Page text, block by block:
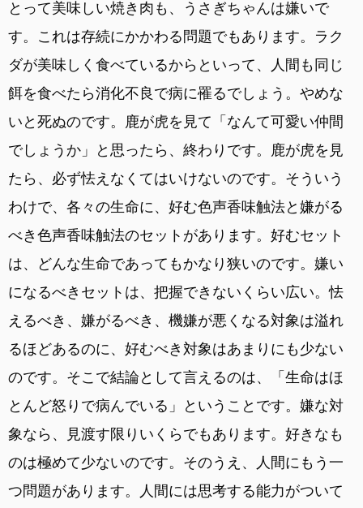
とって美味しい焼き肉も、うさぎちゃんは嫌いで
す。これは存続にかかわる問題でもあります。ラク
ダが美味しく食べているからといって、人間も同じ
餌を食べたら消化不良で病に罹るでしょう。やめな
いと死ぬのです。鹿が虎を見て「なんて可愛い仲間
でしょうか」と思ったら、終わりです。鹿が虎を見
たら、必ず怯えなくてはいけないのです。そういう
わけで、各々の生命に、好む色声香味触法と嫌がる
べき色声香味触法のセットがあります。好むセット
は、どんな生命であってもかなり狭いのです。嫌い
になるべきセットは、把握できないくらい広い。怯
えるべき、嫌がるべき、機嫌が悪くなる対象は溢れ
るほどあるのに、好むべき対象はあまりにも少ない
のです。そこで結論として言えるのは、「生命はほ
とんど怒りで病んでいる」ということです。嫌な対
象なら、見渡す限りいくらでもあります。好きなも
のは極めて少ないのです。そのうえ、人間にもう一
つ問題があります。人間には思考する能力がついて